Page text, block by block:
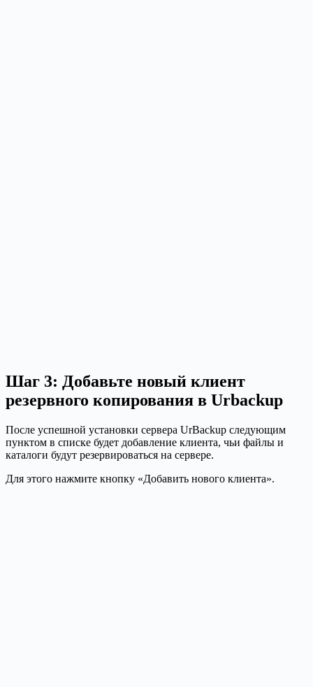
Шаг 3: Добавьте новый клиент
резервного копирования в Urbackup
После успешной установки сервера UrBackup следующим
пунктом в списке будет добавление клиента, чьи файлы и
каталоги будут резервироваться на сервере.
Для этого нажмите кнопку «Добавить нового клиента».